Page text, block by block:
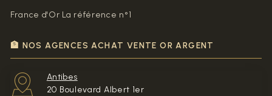
🏦 NOS AGENCES ACHAT VENTE OR ARGENT
Antibes
20 Boulevard Albert 1er
France d'Or La référence n°1